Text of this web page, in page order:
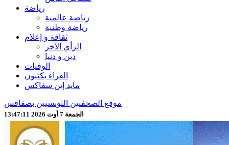
رياضة
رياضة عالمية
رياضة وطنية
ثقافة و إعلام
الرأي الآخر
دين و دنيا
الوفيات
القراء يكتبون
مايد إين سفاكس
موقع الصحفيين التونسيين بصفاقس
الجمعة 7 أوت 2026 13:47:13